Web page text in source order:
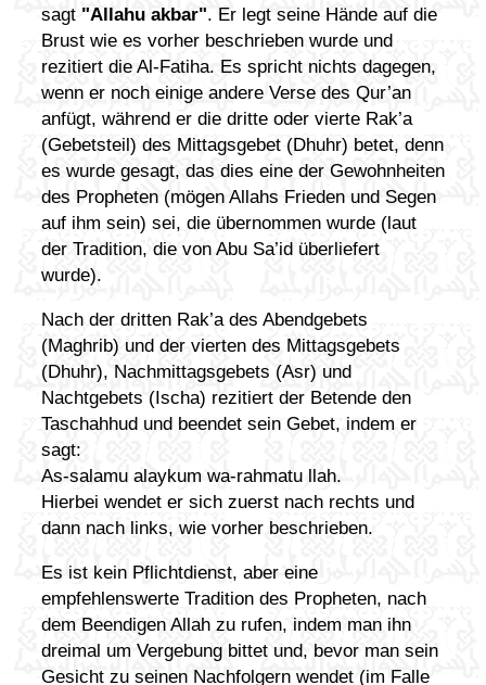
sagt "Allahu akbar". Er legt seine Hände auf die
Brust wie es vorher beschrieben wurde und
rezitiert die Al-Fatiha. Es spricht nichts dagegen,
wenn er noch einige andere Verse des Qur’an
anfügt, während er die dritte oder vierte Rak’a
(Gebetsteil) des Mittagsgebet (Dhuhr) betet, denn
es wurde gesagt, das dies eine der Gewohnheiten
des Propheten (mögen Allahs Frieden und Segen
auf ihm sein) sei, die übernommen wurde (laut
der Tradition, die von Abu Sa’id überliefert
wurde).
Nach der dritten Rak’a des Abendgebets
(Maghrib) und der vierten des Mittagsgebets
(Dhuhr), Nachmittagsgebets (Asr) und
Nachtgebets (Ischa) rezitiert der Betende den
Taschahhud und beendet sein Gebet, indem er
sagt:
As-salamu alaykum wa-rahmatu llah.
Hierbei wendet er sich zuerst nach rechts und
dann nach links, wie vorher beschrieben.
Es ist kein Pflichtdienst, aber eine
empfehlenswerte Tradition des Propheten, nach
dem Beendigen Allah zu rufen, indem man ihn
dreimal um Vergebung bittet und, bevor man sein
Gesicht zu seinen Nachfolgern wendet (im Falle